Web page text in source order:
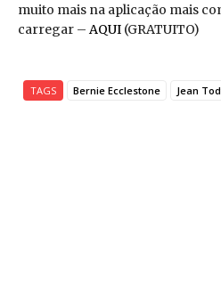
muito mais na aplicação mais
carregar – AQUI (GRATUITO)
TAGS Bernie Ecclestone Jean